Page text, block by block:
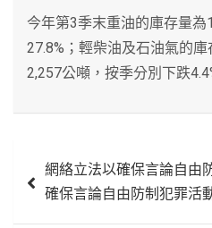
今年第3季末重油的庫存量
27.8%；輕柴油及石油氣的
2,257公噸，按季分別下跌
章 網絡立法以確保言論自由
確保言論自由防制犯罪活